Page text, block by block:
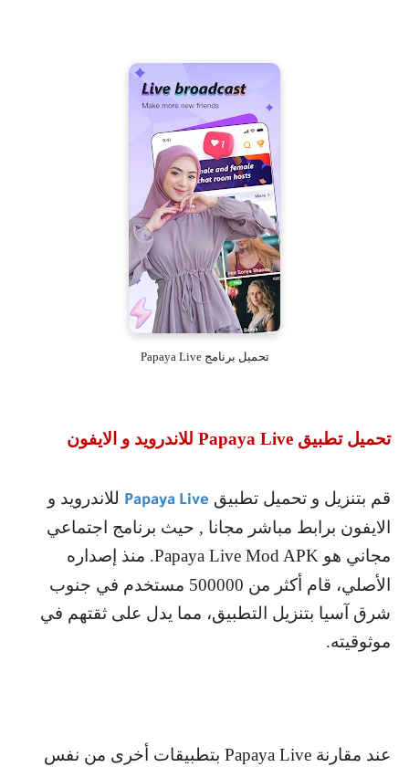
تحميل برنامج Papaya Live
تحميل تطبيق Papaya Live للاندرويد و الايفون
قم بتنزيل و تحميل تطبيق Papaya Live للاندرويد و
الايفون برابط مباشر مجانا , حيث برنامج اجتماعي
مجاني هو Papaya Live Mod APK. منذ إصداره
الأصلي، قام أكثر من 500000 مستخدم في جنوب
شرق آسيا بتنزيل التطبيق، مما يدل على ثقتهم في
موثوقيته.
عند مقارنة Papaya Live بتطبيقات أخرى من نفس